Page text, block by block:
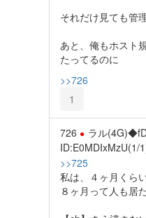
それだけ見ても管
あと、俺もホスト
たってるのに
>>726
1
726 ラル
ID:E0MDIxMzU(1/
>>725
私は、４ヶ月くらい
８ヶ月って人も居